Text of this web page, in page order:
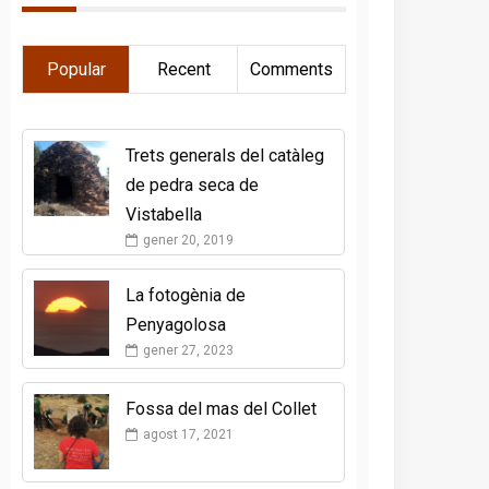
Popular Recent Comments
Trets generals del catàleg
de pedra seca de
Vistabella
gener 20, 2019
La fotogènia de
Penyagolosa
gener 27, 2023
Fossa del mas del Collet
agost 17, 2021